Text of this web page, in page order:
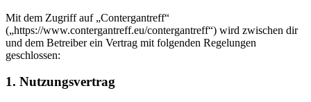
Mit dem Zugriff auf „Contergantreff“
(„https://www.contergantreff.eu/contergantreff“) wird zwischen dir
und dem Betreiber ein Vertrag mit folgenden Regelungen
geschlossen:
1. Nutzungsvertrag